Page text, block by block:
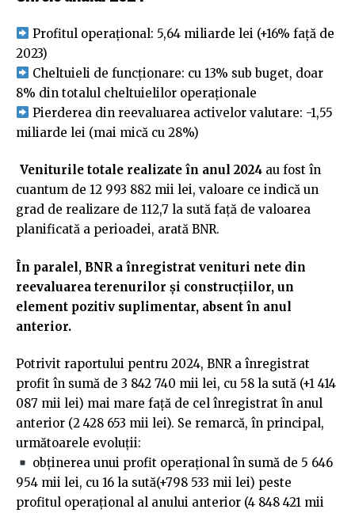
Profitul operațional: 5,64 miliarde lei (+16% față de
2023)
Cheltuieli de funcționare: cu 13% sub buget, doar
8% din totalul cheltuielilor operaționale
Pierderea din reevaluarea activelor valutare: -1,55
miliarde lei (mai mică cu 28%)
Veniturile totale realizate în anul 2024 au fost în
cuantum de 12 993 882 mii lei, valoare ce indică un
grad de realizare de 112,7 la sută față de valoarea
planificată a perioadei, arată BNR.
În paralel, BNR a înregistrat venituri nete din
reevaluarea terenurilor și construcțiilor, un
element pozitiv suplimentar, absent în anul
anterior.
Potrivit raportului pentru 2024, BNR a înregistrat
profit în sumă de 3 842 740 mii lei, cu 58 la sută (+1 414
087 mii lei) mai mare față de cel înregistrat în anul
anterior (2 428 653 mii lei). Se remarcă, în principal,
următoarele evoluții:
obținerea unui profit operațional în sumă de 5 646
954 mii lei, cu 16 la sută(+798 533 mii lei) peste
profitul operațional al anului anterior (4 848 421 mii